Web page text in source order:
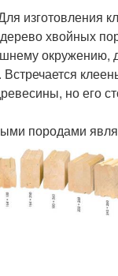
изготовления
хвойных
окружению,
но его
породами